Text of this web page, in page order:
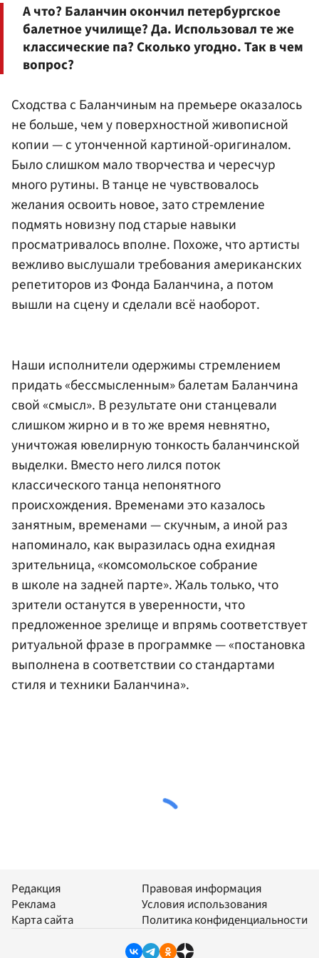
А что? Баланчин окончил петербургское
балетное училище? Да. Использовал те же
классические па? Сколько угодно. Так в чем
вопрос?
Сходства с Баланчиным на премьере оказалось
не больше, чем у поверхностной живописной
копии — с утонченной картиной-оригиналом.
Было слишком мало творчества и чересчур
много рутины. В танце не чувствовалось
желания освоить новое, зато стремление
подмять новизну под старые навыки
просматривалось вполне. Похоже, что артисты
вежливо выслушали требования американских
репетиторов из Фонда Баланчина, а потом
вышли на сцену и сделали всё наоборот.
Наши исполнители одержимы стремлением
придать «бессмысленным» балетам Баланчина
свой «смысл». В результате они станцевали
слишком жирно и в то же время невнятно,
уничтожая ювелирную тонкость баланчинской
выделки. Вместо него лился поток
классического танца непонятного
происхождения. Временами это казалось
занятным, временами — скучным, а иной раз
напоминало, как выразилась одна ехидная
зрительница, «комсомольское собрание
в школе на задней парте». Жаль только, что
зрители останутся в уверенности, что
предложенное зрелище и впрямь соответствует
ритуальной фразе в программке — «постановка
выполнена в соответствии со стандартами
стиля и техники Баланчина».
Редакция
Реклама
Карта сайта
Правовая информация
Условия использования
Политика конфиденциальности